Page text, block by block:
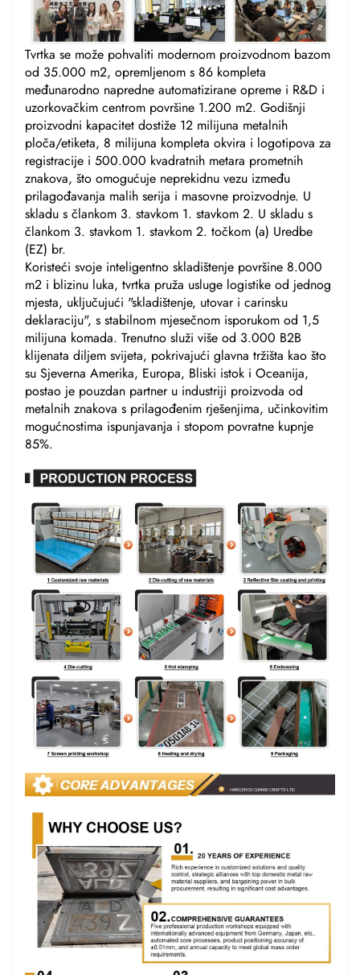
Tvrtka se može pohvaliti modernom proizvodnom bazom
od 35.000 m2, opremljenom s 86 kompleta
međunarodno napredne automatizirane opreme i R&D i
uzorkovačkim centrom površine 1.200 m2. Godišnji
proizvodni kapacitet dostiže 12 milijuna metalnih
ploča/etiketa, 8 milijuna kompleta okvira i logotipova za
registracije i 500.000 kvadratnih metara prometnih
znakova, što omogućuje neprekidnu vezu između
prilagođavanja malih serija i masovne proizvodnje. U
skladu s člankom 3. stavkom 1. stavkom 2. U skladu s
člankom 3. stavkom 1. stavkom 2. točkom (a) Uredbe
(EZ) br.
Koristeći svoje inteligentno skladištenje površine 8.000
m2 i blizinu luka, tvrtka pruža usluge logistike od jednog
mjesta, uključujući "skladištenje, utovar i carinsku
deklaraciju", s stabilnom mjesečnom isporukom od 1,5
milijuna komada. Trenutno služi više od 3.000 B2B
klijenata diljem svijeta, pokrivajući glavna tržišta kao što
su Sjeverna Amerika, Europa, Bliski istok i Oceanija,
postao je pouzdan partner u industriji proizvoda od
metalnih znakova s prilagođenim rješenjima, učinkovitim
mogućnostima ispunjavanja i stopom povratne kupnje
85%.